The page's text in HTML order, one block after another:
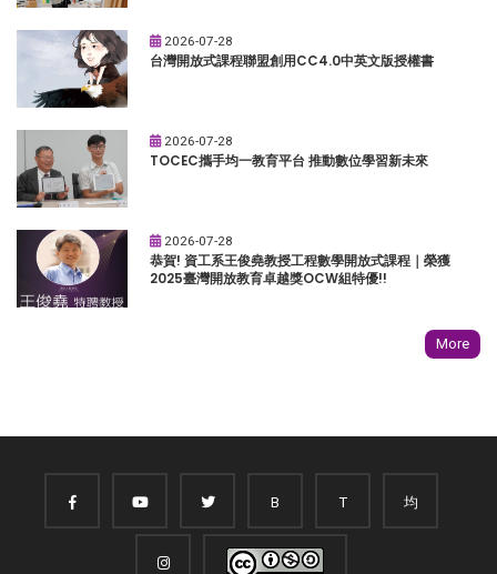
2026-07-28
台灣開放式課程聯盟創用CC4.0中英文版授權書
2026-07-28
TOCEC攜手均一教育平台 推動數位學習新未來
2026-07-28
恭賀! 資工系王俊堯教授工程數學開放式課程｜榮獲
2025臺灣開放教育卓越獎OCW組特優!!
More
B T 均